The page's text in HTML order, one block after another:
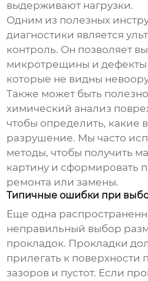
выдерживают нагрузки.
Одним из полезных
диагностики является
контроль. Он позволяет
микротрещины и дефекты
которые не видны
Также может быть
химический анализ
чтобы определить, какие
разрушение. Мы часто
методы, чтобы получить
картину и сформировать
ремонта или замены.
Типичные ошибки при
Еще одна
неправильный выбор
прокладок. Прокладки
прилегать к поверхности
зазоров и пустот. Если